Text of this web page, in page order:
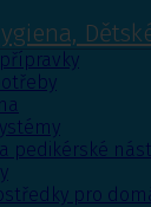
pedikérské
pro